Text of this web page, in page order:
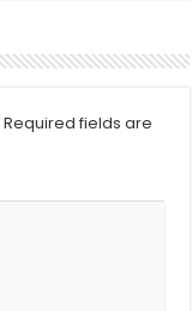
Required fields are